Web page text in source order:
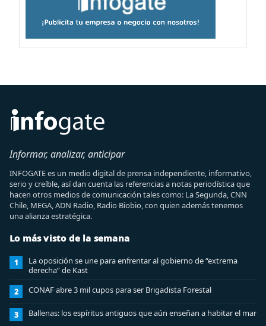
Informar, analizar, anticipar
INFOGATE es un medio digital de prensa independiente, informativo,
serio y creíble, así dan cuenta las referencias a notas periodística que
hacen otros medios de comunicación tales como: La Segunda, CNN
Chile, MEGA, ADN Radio, Radio Biobio, con quien además tenemos
una alianza estratégica.
Lo más visto de la semana
1
La oposición se une para enfrentar al gobierno de “extrema
derecha” de Kast
2 CONAF abre 3 mil cupos para ser Brigadista Forestal
3 Ballenas: los espíritus antiguos que aún enseñan a habitar el mar